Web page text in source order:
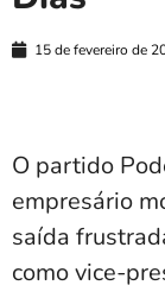
15 de fevereiro de
O partido
empresário
saída
como vice-